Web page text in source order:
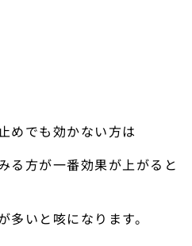
めでも効かない方は
る方が一番効果が上がると
いと咳になります。